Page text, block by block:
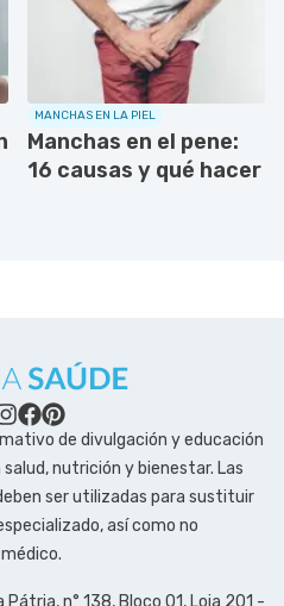
MANCHAS EN LA PIEL
Manchas en el pene:
16 causas y qué hacer
de divulgación y educación
nutrición y bienestar. Las
ser utilizadas para sustituir
así como no